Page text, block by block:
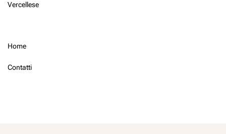
Vercellese
Home
Contatti